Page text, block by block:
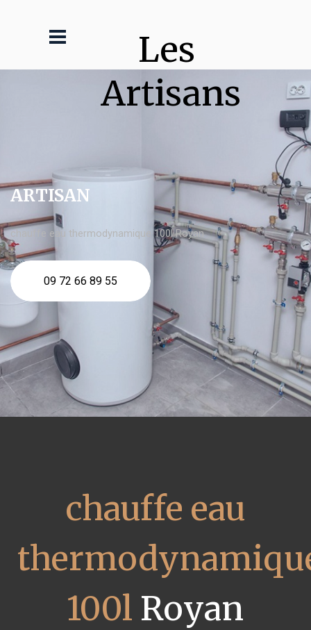
Les
Artisans
ARTISAN
chauffe eau thermodynamique 100l Royan
09 72 66 89 55
chauffe eau
100l Royan